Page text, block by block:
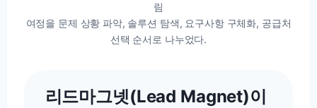
림
여정을 문제 상황 파악, 솔루션 탐색, 요구사항 구체화, 공급처
선택 순서로 나누었다.
리드마그넷(Lead Magnet)이